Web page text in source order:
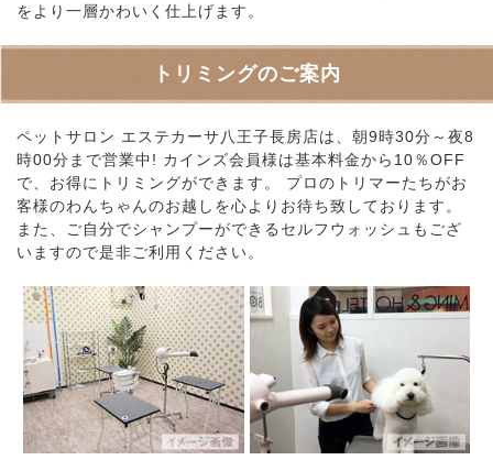
をより一層かわいく仕上げます。
トリミングのご案内
ペットサロン エステカーサ八王子長房店は、朝9時30分～夜8
時00分まで営業中! カインズ会員様は基本料金から10％OFF
で、お得にトリミングができます。 プロのトリマーたちがお
客様のわんちゃんのお越しを心よりお待ち致しております。
また、ご自分でシャンプーができるセルフウォッシュもござ
いますので是非ご利用ください。